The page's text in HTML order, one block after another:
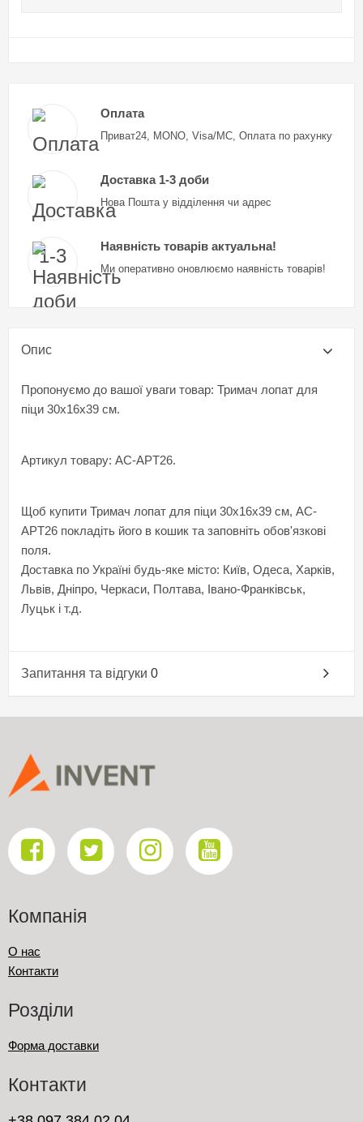
Оплата
Приват24, MONO, Visa/MC, Оплата по рахунку
Доставка 1-3 доби
Нова Пошта у відділення чи адрес
Наявність товарів актуальна!
Ми оперативно оновлюємо наявність товарів!
Опис
Пропонуємо до вашої уваги товар: Тримач лопат для
піци 30х16х39 см.
Артикул товару: AC-APT26.
Щоб купити Тримач лопат для піци 30х16х39 см, AC-
APT26 покладіть його в кошик та заповніть обов'язкові
поля.
Доставка по Україні будь-яке місто: Київ, Одеса, Харків,
Львів, Дніпро, Черкаси, Полтава, Івано-Франківськ,
Луцьк і т.д.
Запитання та відгуки 0
Компанія
О нас
Контакти
Розділи
Форма доставки
Контакти